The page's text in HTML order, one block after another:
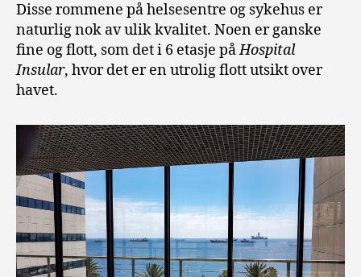
Disse rommene på helsesentre og sykehus er
naturlig nok av ulik kvalitet. Noen er ganske
fine og flott, som det i 6 etasje påHospital
Insular, hvor det er en utrolig flott utsikt over
havet.